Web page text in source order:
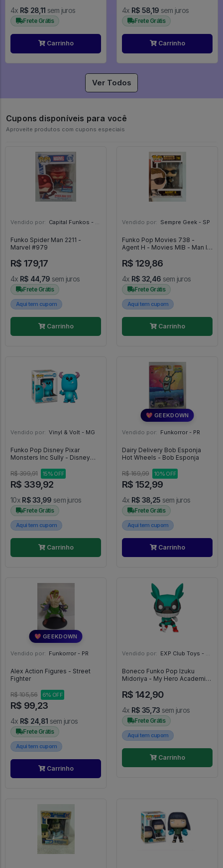
4x R$ 28,11 sem juros
Frete Grátis
Carrinho
4x R$ 58,19 sem juros
Frete Grátis
Carrinho
Ver Todos
Cupons disponíveis para você
Aproveite produtos com cupons especiais
Vendido por: Capital Funkos - DF
Funko Spider Man 2211 -
Marvel #979
R$ 179,17
4x R$ 44,79 sem juros
Frete Grátis
Aqui tem cupom
Carrinho
Vendido por: Sempre Geek - SP
Funko Pop Movies 738 -
Agent H - Movies MIB - Man In
R$ 129,86
4x R$ 32,46 sem juros
Frete Grátis
Aqui tem cupom
Carrinho
Vendido por: Vinyl & Volt - MG
Funko Pop Disney Pixar
Monsters Inc Sully - Disney
R$ 399,91
15% OFF
R$ 339,92
10x R$ 33,99 sem juros
Frete Grátis
Aqui tem cupom
Carrinho
💖 GEEKDOWN
Vendido por: Funkorror - PR
Dairy Delivery Bob Esponja
Hot Wheels - Bob Esponja
R$ 169,99 10% OFF
R$ 152,99
4x R$ 38,25 sem juros
Frete Grátis
Aqui tem cupom
Carrinho
💖 GEEKDOWN
Vendido por: Funkorror - PR
Alex Action Figures - Street
Fighter
R$ 105,56 6% OFF
R$ 99,23
4x R$ 24,81 sem juros
Frete Grátis
Aqui tem cupom
Carrinho
Vendido por: EXP Club Toys - SP
Boneco Funko Pop Izuku
Midoriya - My Hero Academia
R$ 142,90
4x R$ 35,73 sem juros
Frete Grátis
Aqui tem cupom
Carrinho